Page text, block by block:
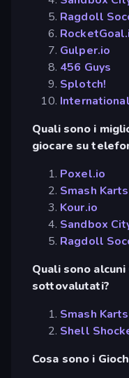
Ragdoll
Gulper.io
456 Guys
Splotch!
Quali sono i
giocare su
Poxel.io
Smash Karts
Kour.io
Sandbox
Ragdoll
Quali sono
sottovalutati?
Smash Karts
Shell
Cosa sono i